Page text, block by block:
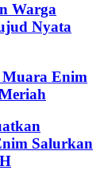
Warga
Nyata
Muara Enim
Salurkan